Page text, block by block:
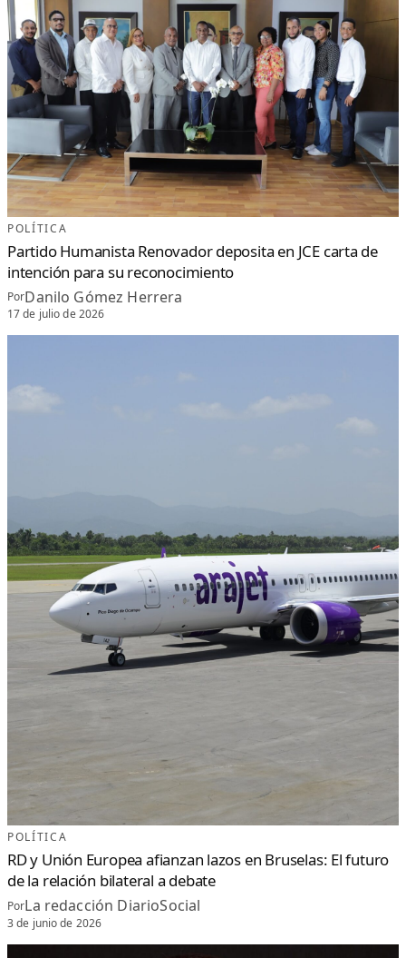
POLÍTICA
Partido Humanista Renovador deposita en JCE carta de
intención para su reconocimiento
PorDanilo Gómez Herrera
17 de julio de 2026
POLÍTICA
RD y Unión Europea afianzan lazos en Bruselas: El futuro
de la relación bilateral a debate
PorLa redacción DiarioSocial
3 de junio de 2026